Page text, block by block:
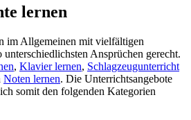
lernen
im Allgemeinen mit vielfältigen
Ansprüchen gerecht.
, Klavier lernen, Schlagzeugunterricht
Noten lernen. Die Unterrichtsangebote
somit den folgenden Kategorien